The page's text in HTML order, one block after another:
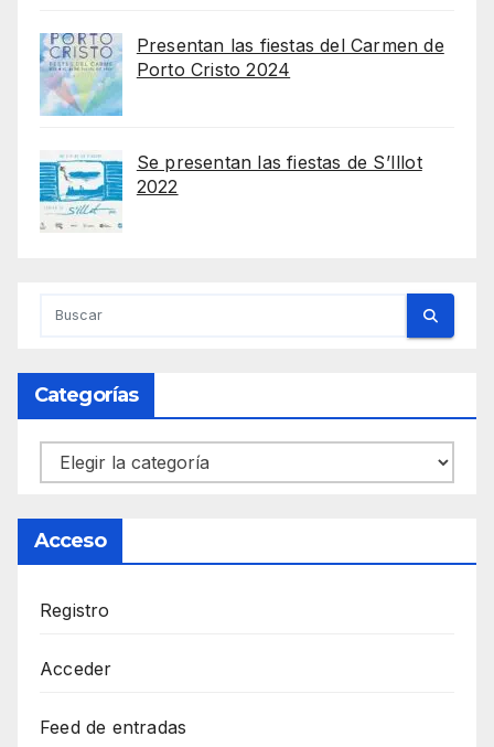
Presentan las fiestas del Carmen de
Porto Cristo 2024
Se presentan las fiestas de S’Illot
2022
Categorías
Categorías
Acceso
Registro
Acceder
Feed de entradas